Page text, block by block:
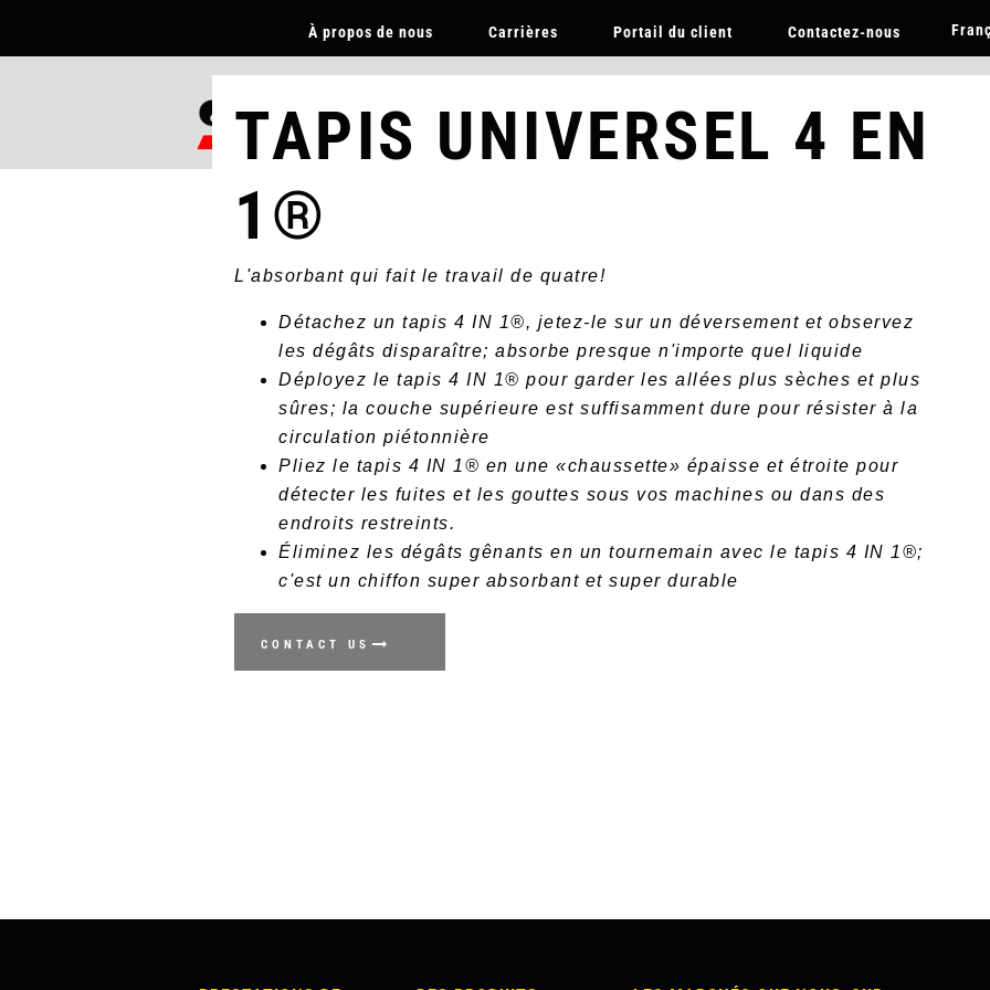
NAVIGATION
-
À propos de nous Carrières Portail du client Contactez-nous
LES
SOUTIEN TAPIS
TAPIS UNIVERSEL 4 EN
1®
L'absorbant qui fait le travail de quatre!
Détachez un tapis 4 IN 1®, jetez-le sur un déversement et observez
les dégâts disparaître; absorbe presque n'importe quel liquide
Déployez le tapis 4 IN 1® pour garder les allées plus sèches et plus
sûres; la couche supérieure est suffisamment dure pour résister à la
circulation piétonnière
Pliez le tapis 4 IN 1® en une «chaussette» épaisse et étroite pour
détecter les fuites et les gouttes sous vos machines ou dans des
endroits restreints.
Éliminez les dégâts gênants en un tournemain avec le tapis 4 IN 1®;
c'est un chiffon super absorbant et super durable
CONTACT US